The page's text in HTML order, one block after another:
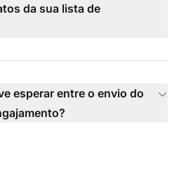
da sua lista de
esperar entre o envio do